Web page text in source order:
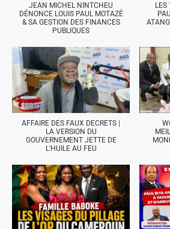
JEAN MICHEL NINTCHEU
DÉNONCE LOUIS PAUL MOTAZÉ
& SA GESTION DES FINANCES
PUBLIQUES
LES
AFFAIRE DES FAUX DECRETS |
LA VERSION DU
GOUVERNEMENT JETTE DE
L'HUILE AU FEU